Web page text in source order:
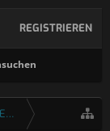
REGISTRIEREN
SPIELE